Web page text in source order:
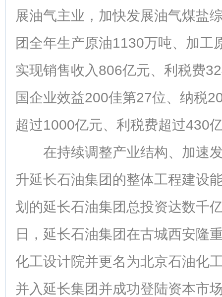
展油气主业，加快发展油气煤盐
团全年生产原油1130万吨、加
实现销售收入806亿元、利税费
国企业效益200佳第27位、纳税
超过1000亿元、利税费超过430
在持续调整产业结构、加速发
升延长石油集团的整体工程建设
划的延长石油集团总投资达数千
日，延长石油集团在古城西安隆
化工设计院并更名为北京石油化
并入延长集团并成功登陆资本市